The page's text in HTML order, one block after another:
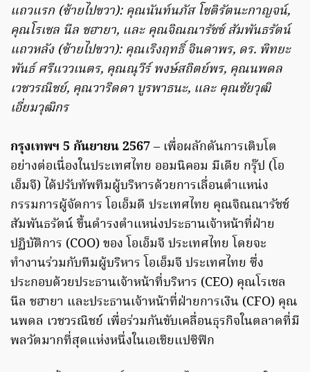
แถวแรก (ซ้ายไปขวา): คุณนันท์นภัส โชติรัตนะกาญจน์,
คุณโรเชล นีล ชฮายา, และ คุณจิณณารัชช์ สัมพันธรัตน์
แถวหลัง (ซ้ายไปขวา): คุณเริงฤทธิ์ จินดาพร, ดร. พิทยะ
พันธ์ ศรีแววเนตร, คุณณุวีร์ พงษ์สถิตย์พร, คุณนพดล
เวชวรณิชย์, คุณวาริดดา บูรพาธนะ, และ คุณชัยวุฒิ
เอี่ยมวุฒิกร
กรุงเทพฯ 5 กันยายน 2567– เพื่อผลักดันการเติบโต
อย่างต่อเนื่องในประเทศไทย ออมนิคอม มีเดีย กรุ๊ป (โอ
เอ็มจี) ได้ปรับทัพทีมผู้บริหารด้วยการเลื่อนตำแหน่ง
กรรมการผู้จัดการ โอเอ็มดี ประเทศไทย คุณจิณณารัชช์
สัมพันธรัตน์ ขึ้นดำรงตำแหน่งประธานเจ้าหน้าที่ฝ่าย
ปฏิบัติการ (COO) ของ โอเอ็มจี ประเทศไทย โดยจะ
ทำงานร่วมกับทีมผู้บริหาร โอเอ็มจี ประเทศไทย ซึ่ง
ประกอบด้วยประธานเจ้าหน้าที่บริหาร (CEO) คุณโรเชล
นีล ชฮายา และประธานเจ้าหน้าที่ฝ่ายการเงิน (CFO) คุณ
นพดล เวชวรณิชย์ เพื่อร่วมกันขับเคลื่อนธุรกิจในตลาดที่มี
พลวัตมากที่สุดแห่งหนึ่งในเอเชียแปซิฟิก